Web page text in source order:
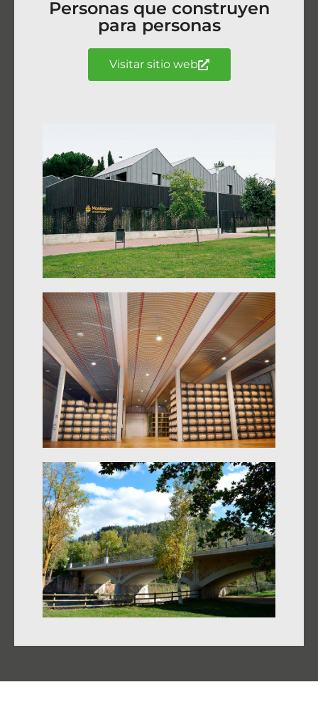
Personas que construyen
para personas
Visitar sitio web